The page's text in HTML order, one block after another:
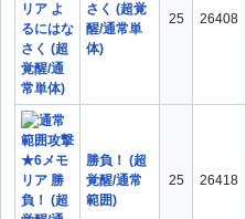
さく (超覚
醒/通常単
体)
25 26408
勝負！ (超
覚醒/通常
範囲)
25 26418